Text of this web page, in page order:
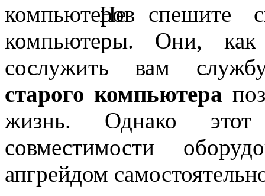
Не спешите
компьютеры. Они,
сослужить вам
старого компьютера
жизнь. Однако этот
совместимости
апгрейдом